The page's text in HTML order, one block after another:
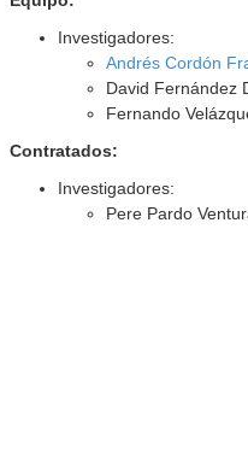
Investigadores:
Andrés Cordón
David Fernández
Fernando
Contratados:
Investigadores:
Pere Pardo